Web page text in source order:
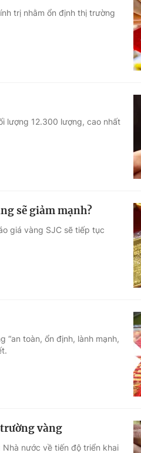
Học trực tuyến
trị nhằm ổn định thị trường
lượng 12.300 lượng, cao nhất
sẽ giảm mạnh?
giá vàng SJC sẽ tiếp tục
“an toàn, ổn định, lành mạnh,
vàng
nước về tiến độ triển khai